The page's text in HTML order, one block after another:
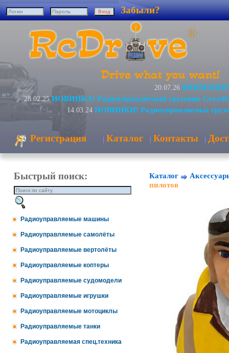
Забыли?
20.07.26 ВНИМАНИЕ!
28.02.25 НОВИНКА! Радиоуправляемый грузовик
14.03.24 НОВИНКИ! Радиоуправляемые
Регистрация | Каталог | Контакты |
Быстрый поиск:
Радиоуправляемые машины
Радиоуправляемые самолёты
Радиоуправляемые вертолёты
Радиоуправляемые коптеры
Радиоуправляемые судомодели
Радиоуправляемые игрушки
Радиоуправляемые мотоциклы
Радиоуправляемые танки
Радиоуправляемая спец.техника
Каталог
пилотов